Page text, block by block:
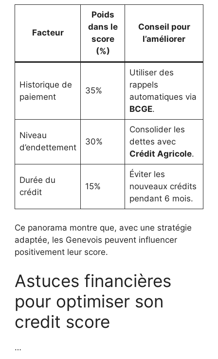
Facteur
Poids
dans le
score
(%)
Conseil pour
l’améliorer
Historique de
paiement
35%
Utiliser des
rappels
automatiques via
BCGE.
Niveau
d’endettement
30%
Consolider les
dettes avec
Crédit Agricole.
Durée du
crédit
15%
Éviter les
nouveaux crédits
pendant 6 mois.
Ce panorama montre que, avec une stratégie
adaptée, les Genevois peuvent influencer
positivement leur score.
Astuces financières
pour optimiser son
credit score
…